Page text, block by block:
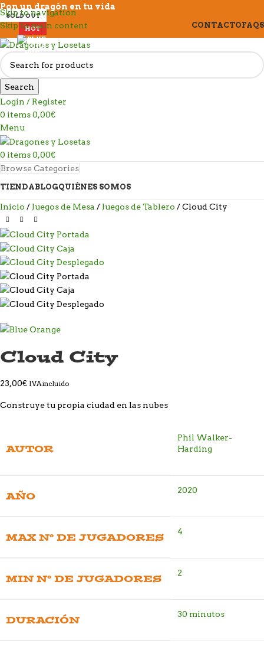
Skip to navigation
Skip to main content
Pon un dragón en tu vida
CONTACTOFAQS
Search
Login / Register
0 items0,00€
Menu
0 items0,00€
Browse Categories
TIENDABLOGQUIÉNES SOMOS
Inicio Juegos de Mesa Juegos de Tablero Cloud City
SOLD OUT
HOT
Cloud City
23,00€ IVA incluido
Construye tu propia ciudad en las nubes
AUTOR
Phil Walker-
Harding
AÑO 2020
MAX Nº DE JUGADORES 4
MIN Nº DE JUGADORES 2
DURACIÓN 30 minutos